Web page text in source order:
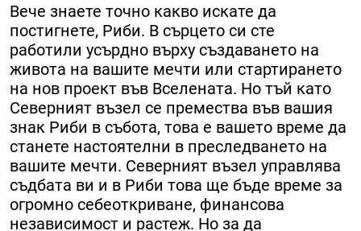
Вече знаете точно какво искате да
постигнете, Риби. В сърцето си сте
работили усърдно върху създаването на
живота на вашите мечти или стартирането
на нов проект във Вселената. Но тъй като
Северният възел се премества във вашия
знак Риби в събота, това е вашето време да
станете настоятелни в преследването на
вашите мечти. Северният възел управлява
съдбата ви и в Риби това ще бъде време за
огромно себеоткриване, финансова
независимост и растеж. Но за да